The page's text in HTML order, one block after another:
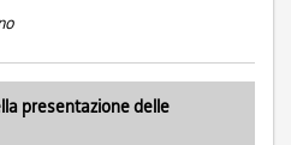
presentazione delle